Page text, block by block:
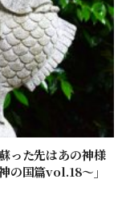
った先はあの神様
の国篇vol.18〜」